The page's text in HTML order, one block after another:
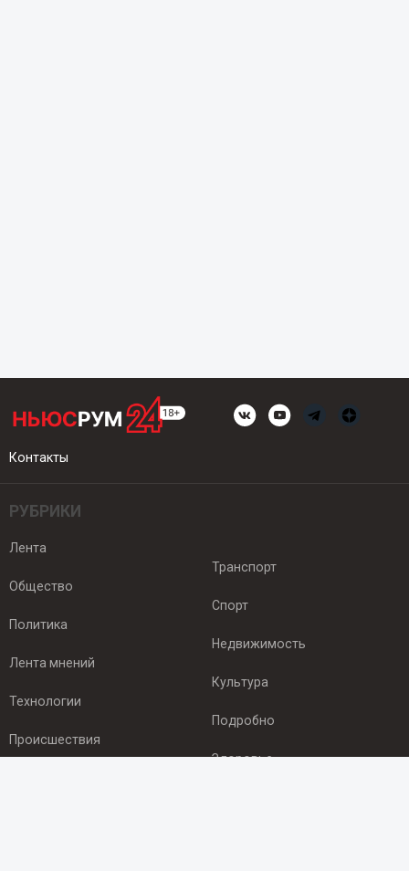
Контакты
РУБРИКИ
Лента
Общество
Политика
Лента мнений
Технологии
Происшествия
Транспорт
Спорт
Недвижимость
Культура
Подробно
Здоровье